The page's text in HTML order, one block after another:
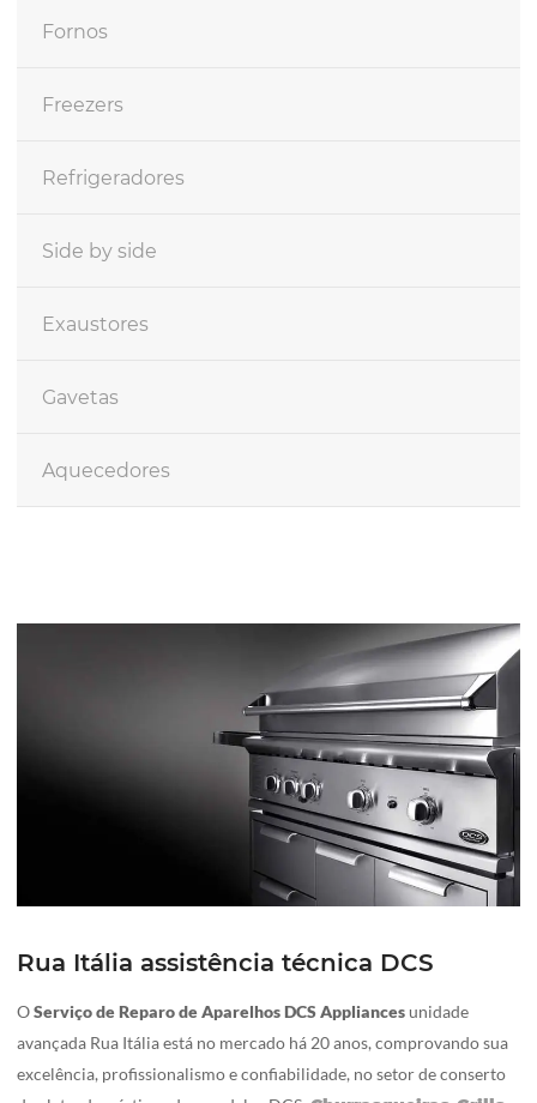
Fornos
Freezers
Refrigeradores
Side by side
Exaustores
Gavetas
Aquecedores
Rua Itália assistência técnica DCS
OServiço de Reparo de Aparelhos DCS Appliances unidade
avançada Rua Itália está no mercado há 20 anos, comprovando sua
excelência, profissionalismo e confiabilidade, no setor de conserto